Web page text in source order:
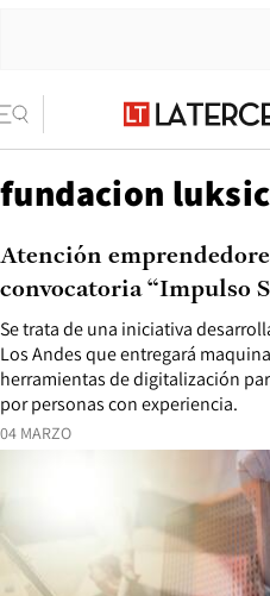
fundacion luksic
04 MARZO
Se trata de una iniciativa
Los Andes que entregará
herramientas de digitalización
por personas con experiencia.
Atención
convocatoria “Impulso